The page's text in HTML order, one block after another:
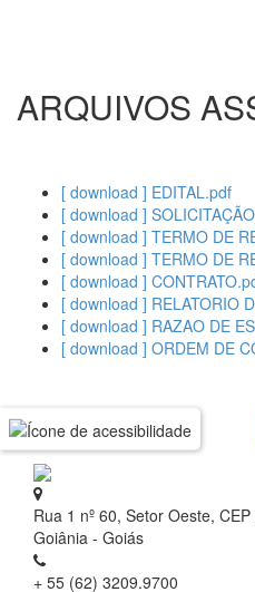
ARQUIVOS
[ download ] EDITAL.pdf
[ download ]
[ download ] TERMO DE
[ download ] TERMO DE
[ download ]
[ download ] RELATORIO
[ download ] RAZAO DE
[ download ] ORDEM DE
Rua 1 nº 60, Setor Oeste,
Goiânia - Goiás
+ 55 (62) 3209.9700